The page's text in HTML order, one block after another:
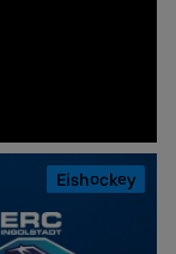
Eishockey